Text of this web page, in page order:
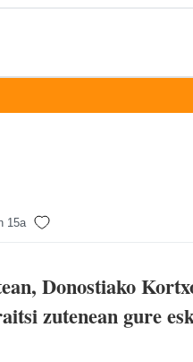
15a
Donostiako
zutenean gure